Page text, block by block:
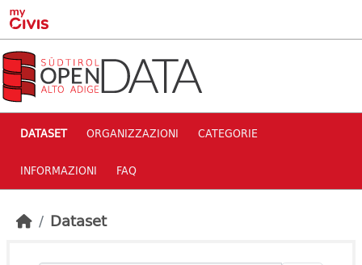
Skip to main content
DATASET ORGANIZZAZIONI CATEGORIE
INFORMAZIONI FAQ
Dataset